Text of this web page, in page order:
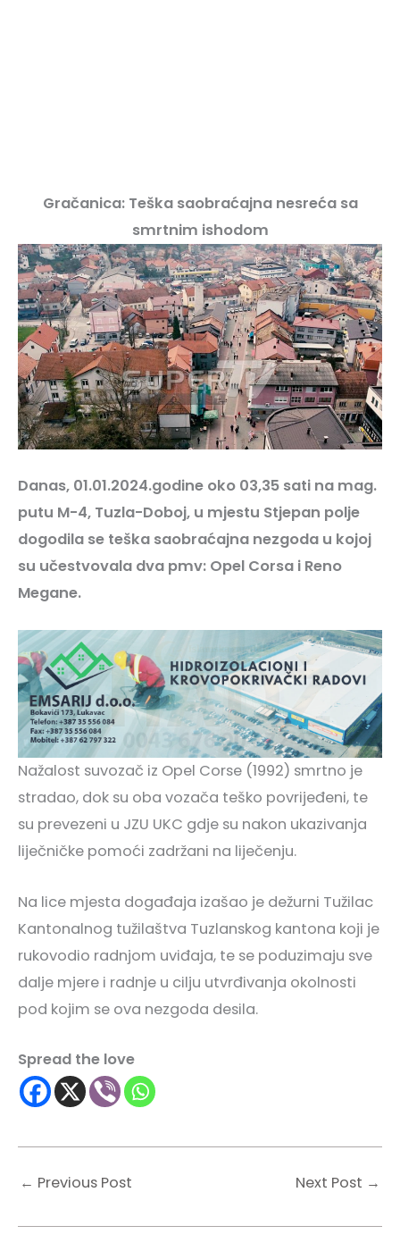
Gračanica: Teška saobraćajna nesreća sa
smrtnim ishodom
Danas, 01.01.2024.godine oko 03,35 sati na mag.
putu M-4, Tuzla-Doboj, u mjestu Stjepan polje
dogodila se teška saobraćajna nezgoda u kojoj
su učestvovala dva pmv: Opel Corsa i Reno
Megane.
Nažalost suvozač iz Opel Corse (1992) smrtno je
stradao, dok su oba vozača teško povrijeđeni, te
su prevezeni u JZU UKC gdje su nakon ukazivanja
liječničke pomoći zadržani na liječenju.
Na lice mjesta događaja izašao je dežurni Tužilac
Kantonalnog tužilaštva Tuzlanskog kantona koji je
rukovodio radnjom uviđaja, te se poduzimaju sve
dalje mjere i radnje u cilju utvrđivanja okolnosti
pod kojim se ova nezgoda desila.
Spread the love
← Previous Post Next Post →